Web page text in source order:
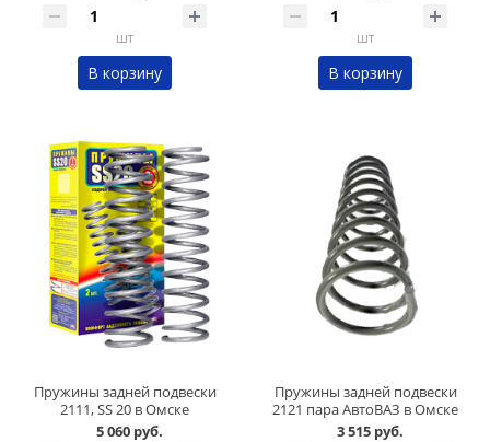
шт
В корзину
шт
В корзину
Пружины задней подвески
2111, SS 20 в Омске
5 060 руб.
Пружины задней подвески
2121 пара АвтоВАЗ в Омске
3 515 руб.